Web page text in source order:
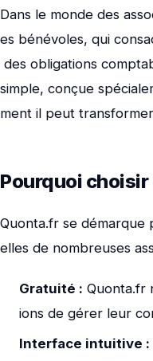
Dans le monde des
es bénévoles, qui
des obligations
simple, conçue
ment il peut
Pourquoi
Quonta.fr se démarque
elles de nombreuses
Gratuité : Quonta.fr
ions de gérer leur
Interface intuitive :